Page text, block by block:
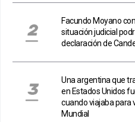
Facundo Moyano
situación judicial
declaración de
Una argentina que
en Estados Unidos
cuando viajaba para
Mundial